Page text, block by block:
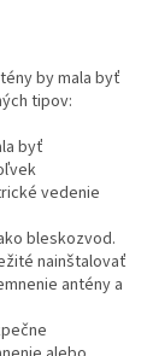
by mala byť
tipov:
byť
vedenie
bleskozvod.
nainštalovať
antény a